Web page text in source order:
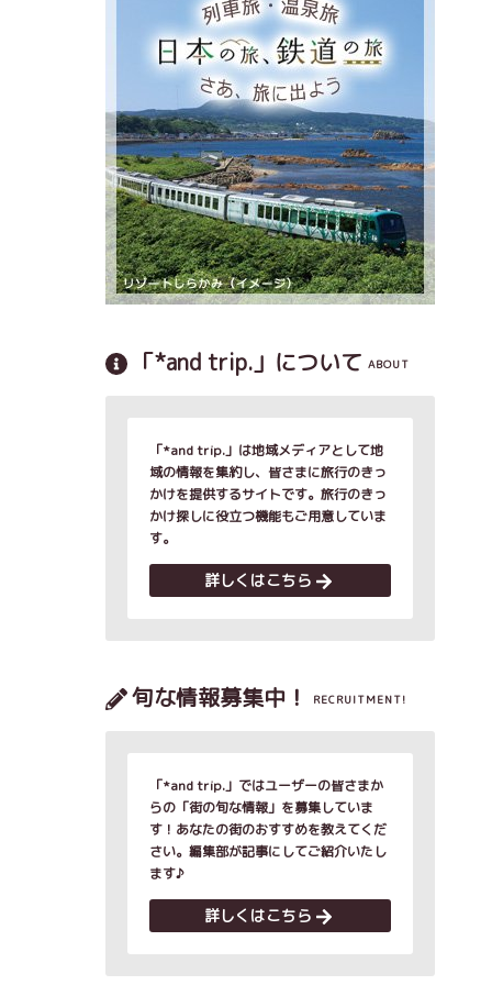
「*and trip.」について ABOUT
「*and trip.」は地域メディアとして地
域の情報を集約し、皆さまに旅行のきっ
かけを提供するサイトです。旅行のきっ
かけ探しに役立つ機能もご用意していま
す。
詳しくはこちら
旬な情報募集中！ RECRUITMENT!
「*and trip.」ではユーザーの皆さまか
らの「街の旬な情報」を募集していま
す！あなたの街のおすすめを教えてくだ
さい。編集部が記事にしてご紹介いたし
ます♪
詳しくはこちら